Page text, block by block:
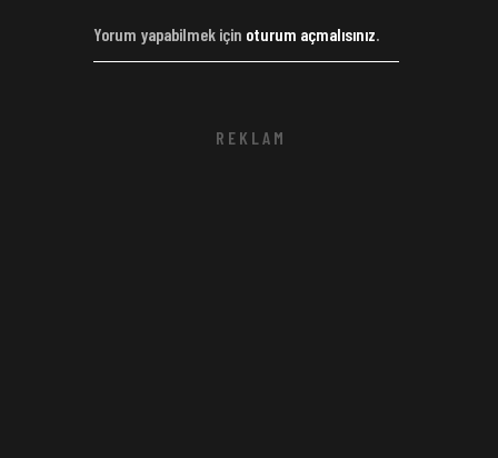
Yorum yapabilmek için oturum açmalısınız
R E K L A M